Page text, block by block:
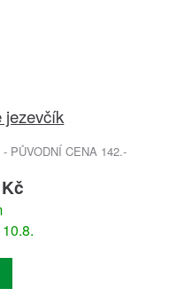
jezevčík
PŮVODNÍ CENA 142.-